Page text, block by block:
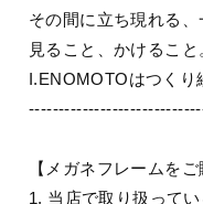
その間に立ち現れる、
見ること、かけること
I.ENOMOTOはつくり
【メガネフレームを
1. 当店で取り扱って